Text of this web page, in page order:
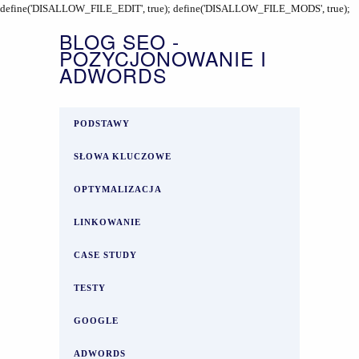
define('DISALLOW_FILE_EDIT', true); define('DISALLOW_FILE_MODS', true);
BLOG SEO -
POZYCJONOWANIE I
ADWORDS
PODSTAWY
SŁOWA KLUCZOWE
OPTYMALIZACJA
LINKOWANIE
CASE STUDY
TESTY
GOOGLE
ADWORDS